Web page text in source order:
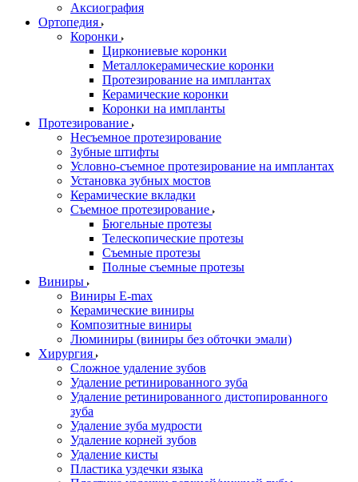
Аксиография
Ортопедия
Коронки
Циркониевые коронки
Металлокерамические коронки
Протезирование на имплантах
Керамические коронки
Коронки на импланты
Протезирование
Несъемное протезирование
Зубные штифты
Условно-съемное протезирование на имплантах
Установка зубных мостов
Керамические вкладки
Съемное протезирование
Бюгельные протезы
Телескопические протезы
Съемные протезы
Полные съемные протезы
Виниры
Виниры E-max
Керамические виниры
Композитные виниры
Люминиры (виниры без обточки эмали)
Хирургия
Сложное удаление зубов
Удаление ретинированного зуба
Удаление ретинированного дистопированного
зуба
Удаление зуба мудрости
Удаление корней зубов
Удаление кисты
Пластика уздечки языка